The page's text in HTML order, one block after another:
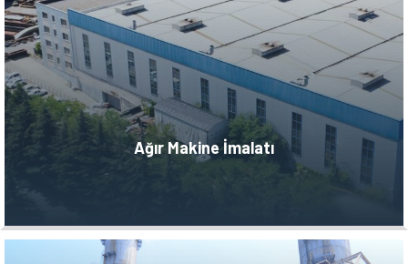
Ağır Makine İmalatı